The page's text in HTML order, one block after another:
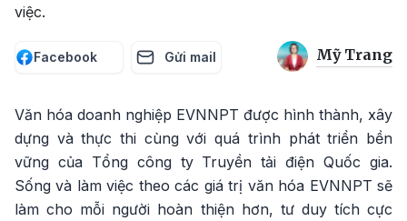
việc.
Facebook Gửi mail Mỹ Trang
Văn hóa doanh nghiệp EVNNPT được hình thành, xây
dựng và thực thi cùng với quá trình phát triển bền
vững của Tổng công ty Truyền tải điện Quốc gia.
Sống và làm việc theo các giá trị văn hóa EVNNPT sẽ
làm cho mỗi người hoàn thiện hơn, tư duy tích cực